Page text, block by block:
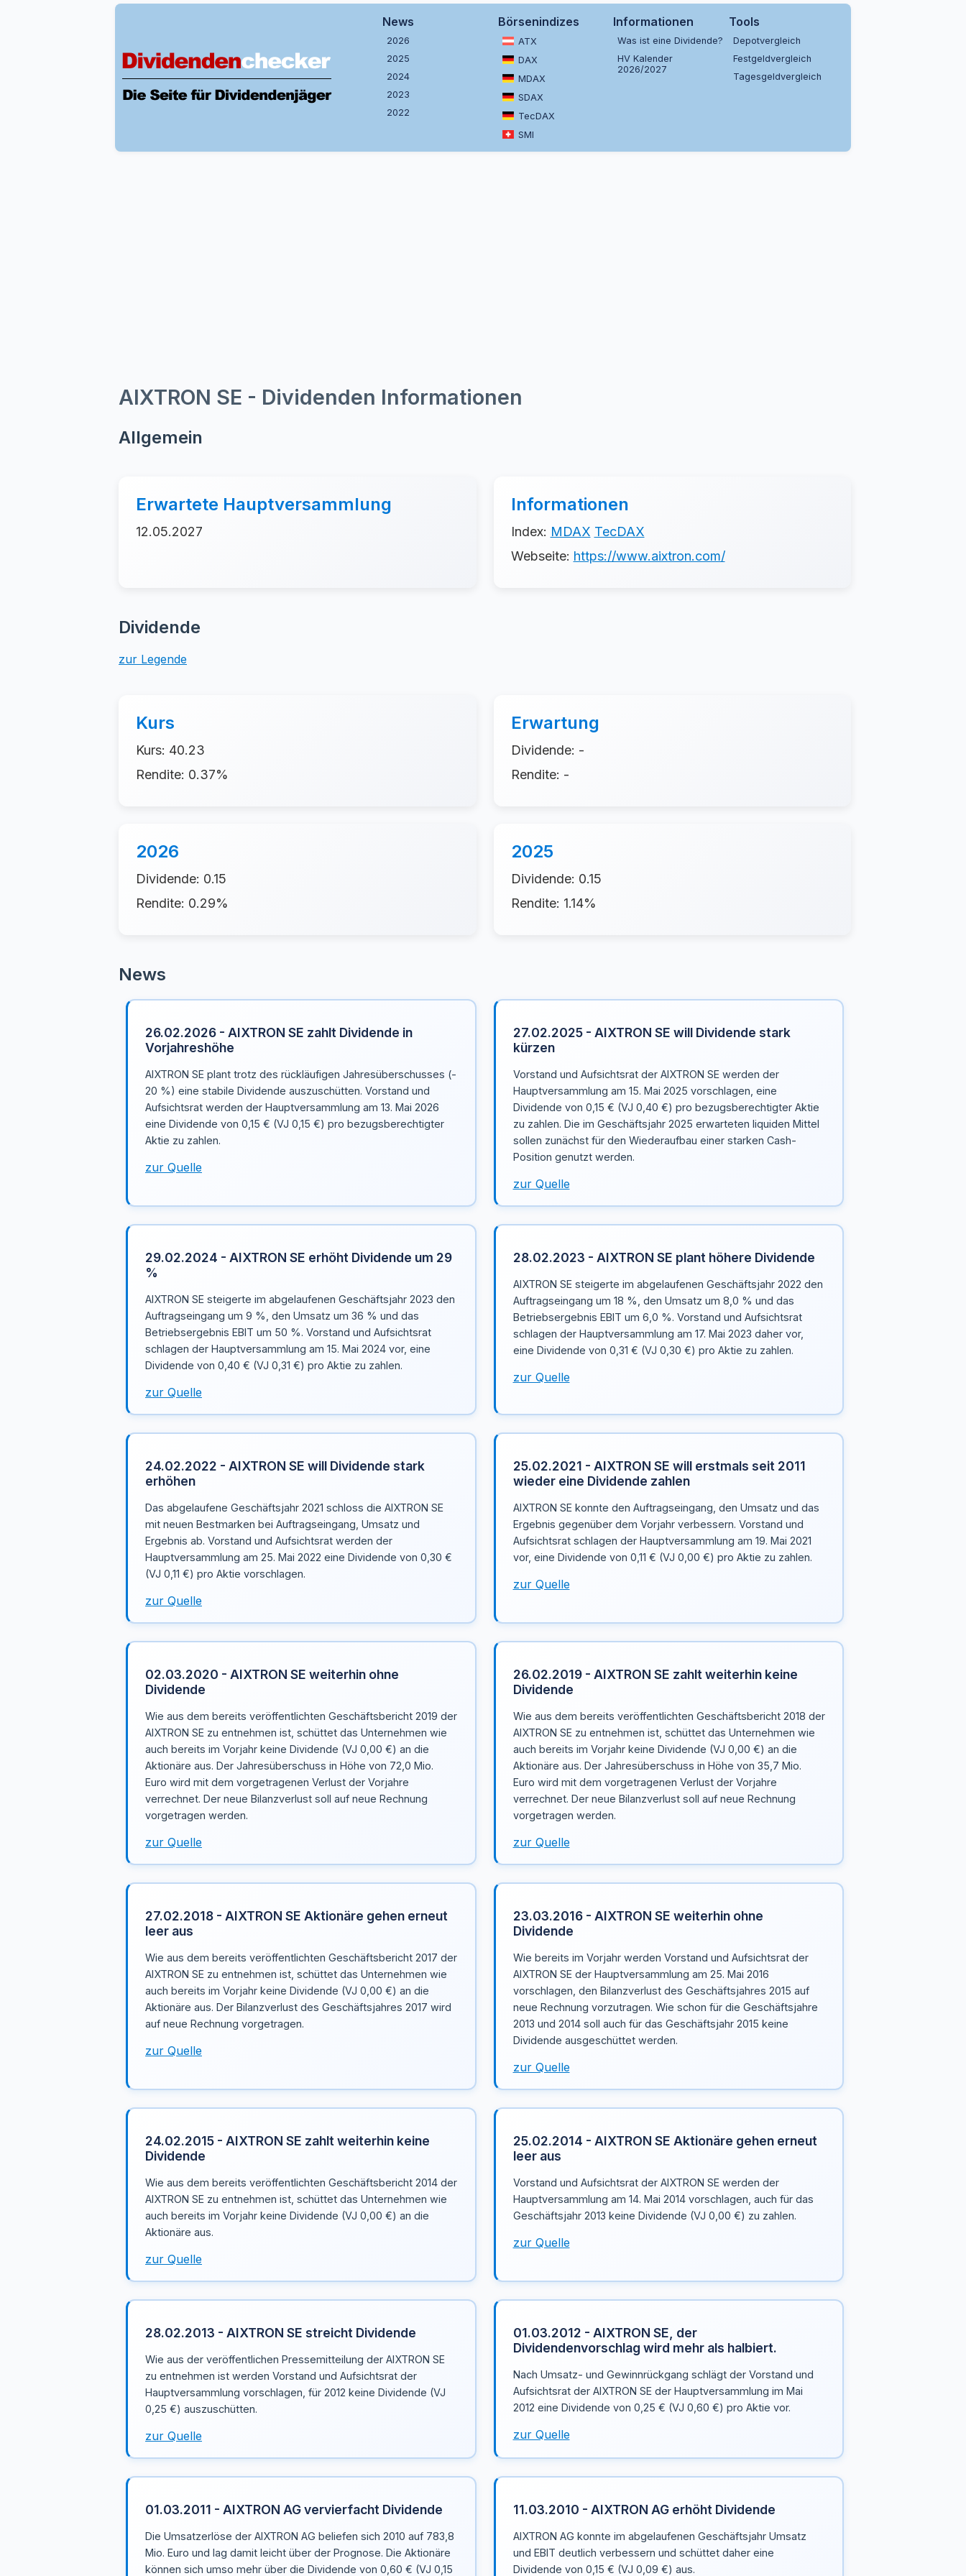
News
2026
2025
2024
2023
2022
Börsenindizes
ATX
DAX
MDAX
SDAX
TecDAX
SMI
Informationen
Was ist eine Dividende?
HV Kalender
2026/2027
Tools
Depotvergleich
Festgeldvergleich
Tagesgeldvergleich
AIXTRON SE - Dividenden Informationen
Allgemein
Erwartete Hauptversammlung
12.05.2027
Informationen
Index: MDAX TecDAX
Webseite: https://www.aixtron.com/
Dividende
zur Legende
Kurs
Kurs: 40.23
Rendite: 0.37%
Erwartung
Dividende: -
Rendite: -
2026
Dividende: 0.15
Rendite: 0.29%
2025
Dividende: 0.15
Rendite: 1.14%
News
26.02.2026 - AIXTRON SE zahlt Dividende in
Vorjahreshöhe
AIXTRON SE plant trotz des rückläufigen Jahresüberschusses (-
20 %) eine stabile Dividende auszuschütten. Vorstand und
Aufsichtsrat werden der Hauptversammlung am 13. Mai 2026
eine Dividende von 0,15 € (VJ 0,15 €) pro bezugsberechtigter
Aktie zu zahlen.
zur Quelle
27.02.2025 - AIXTRON SE will Dividende stark
kürzen
Vorstand und Aufsichtsrat der AIXTRON SE werden der
Hauptversammlung am 15. Mai 2025 vorschlagen, eine
Dividende von 0,15 € (VJ 0,40 €) pro bezugsberechtigter Aktie
zu zahlen. Die im Geschäftsjahr 2025 erwarteten liquiden Mittel
sollen zunächst für den Wiederaufbau einer starken Cash-
Position genutzt werden.
zur Quelle
29.02.2024 - AIXTRON SE erhöht Dividende um 29
%
AIXTRON SE steigerte im abgelaufenen Geschäftsjahr 2023 den
Auftragseingang um 9 %, den Umsatz um 36 % und das
Betriebsergebnis EBIT um 50 %. Vorstand und Aufsichtsrat
schlagen der Hauptversammlung am 15. Mai 2024 vor, eine
Dividende von 0,40 € (VJ 0,31 €) pro Aktie zu zahlen.
zur Quelle
28.02.2023 - AIXTRON SE plant höhere Dividende
AIXTRON SE steigerte im abgelaufenen Geschäftsjahr 2022 den
Auftragseingang um 18 %, den Umsatz um 8,0 % und das
Betriebsergebnis EBIT um 6,0 %. Vorstand und Aufsichtsrat
schlagen der Hauptversammlung am 17. Mai 2023 daher vor,
eine Dividende von 0,31 € (VJ 0,30 €) pro Aktie zu zahlen.
zur Quelle
24.02.2022 - AIXTRON SE will Dividende stark
erhöhen
Das abgelaufene Geschäftsjahr 2021 schloss die AIXTRON SE
mit neuen Bestmarken bei Auftragseingang, Umsatz und
Ergebnis ab. Vorstand und Aufsichtsrat werden der
Hauptversammlung am 25. Mai 2022 eine Dividende von 0,30 €
(VJ 0,11 €) pro Aktie vorschlagen.
zur Quelle
25.02.2021 - AIXTRON SE will erstmals seit 2011
wieder eine Dividende zahlen
AIXTRON SE konnte den Auftragseingang, den Umsatz und das
Ergebnis gegenüber dem Vorjahr verbessern. Vorstand und
Aufsichtsrat schlagen der Hauptversammlung am 19. Mai 2021
vor, eine Dividende von 0,11 € (VJ 0,00 €) pro Aktie zu zahlen.
zur Quelle
02.03.2020 - AIXTRON SE weiterhin ohne
Dividende
Wie aus dem bereits veröffentlichten Geschäftsbericht 2019 der
AIXTRON SE zu entnehmen ist, schüttet das Unternehmen wie
auch bereits im Vorjahr keine Dividende (VJ 0,00 €) an die
Aktionäre aus. Der Jahresüberschuss in Höhe von 72,0 Mio.
Euro wird mit dem vorgetragenen Verlust der Vorjahre
verrechnet. Der neue Bilanzverlust soll auf neue Rechnung
vorgetragen werden.
zur Quelle
26.02.2019 - AIXTRON SE zahlt weiterhin keine
Dividende
Wie aus dem bereits veröffentlichten Geschäftsbericht 2018 der
AIXTRON SE zu entnehmen ist, schüttet das Unternehmen wie
auch bereits im Vorjahr keine Dividende (VJ 0,00 €) an die
Aktionäre aus. Der Jahresüberschuss in Höhe von 35,7 Mio.
Euro wird mit dem vorgetragenen Verlust der Vorjahre
verrechnet. Der neue Bilanzverlust soll auf neue Rechnung
vorgetragen werden.
zur Quelle
27.02.2018 - AIXTRON SE Aktionäre gehen erneut
leer aus
Wie aus dem bereits veröffentlichten Geschäftsbericht 2017 der
AIXTRON SE zu entnehmen ist, schüttet das Unternehmen wie
auch bereits im Vorjahr keine Dividende (VJ 0,00 €) an die
Aktionäre aus. Der Bilanzverlust des Geschäftsjahres 2017 wird
auf neue Rechnung vorgetragen.
zur Quelle
23.03.2016 - AIXTRON SE weiterhin ohne
Dividende
Wie bereits im Vorjahr werden Vorstand und Aufsichtsrat der
AIXTRON SE der Hauptversammlung am 25. Mai 2016
vorschlagen, den Bilanzverlust des Geschäftsjahres 2015 auf
neue Rechnung vorzutragen. Wie schon für die Geschäftsjahre
2013 und 2014 soll auch für das Geschäftsjahr 2015 keine
Dividende ausgeschüttet werden.
zur Quelle
24.02.2015 - AIXTRON SE zahlt weiterhin keine
Dividende
Wie aus dem bereits veröffentlichten Geschäftsbericht 2014 der
AIXTRON SE zu entnehmen ist, schüttet das Unternehmen wie
auch bereits im Vorjahr keine Dividende (VJ 0,00 €) an die
Aktionäre aus.
zur Quelle
25.02.2014 - AIXTRON SE Aktionäre gehen erneut
leer aus
Vorstand und Aufsichtsrat der AIXTRON SE werden der
Hauptversammlung am 14. Mai 2014 vorschlagen, auch für das
Geschäftsjahr 2013 keine Dividende (VJ 0,00 €) zu zahlen.
zur Quelle
28.02.2013 - AIXTRON SE streicht Dividende
Wie aus der veröffentlichen Pressemitteilung der AIXTRON SE
zu entnehmen ist werden Vorstand und Aufsichtsrat der
Hauptversammlung vorschlagen, für 2012 keine Dividende (VJ
0,25 €) auszuschütten.
zur Quelle
01.03.2012 - AIXTRON SE, der
Dividendenvorschlag wird mehr als halbiert.
Nach Umsatz- und Gewinnrückgang schlägt der Vorstand und
Aufsichtsrat der AIXTRON SE der Hauptversammlung im Mai
2012 eine Dividende von 0,25 € (VJ 0,60 €) pro Aktie vor.
zur Quelle
01.03.2011 - AIXTRON AG vervierfacht Dividende
Die Umsatzerlöse der AIXTRON AG beliefen sich 2010 auf 783,8
Mio. Euro und lag damit leicht über der Prognose. Die Aktionäre
können sich umso mehr über die Dividende von 0,60 € (VJ 0,15
11.03.2010 - AIXTRON AG erhöht Dividende
AIXTRON AG konnte im abgelaufenen Geschäftsjahr Umsatz
und EBIT deutlich verbessern und schüttet daher eine
Dividende von 0,15 € (VJ 0,09 €) aus.